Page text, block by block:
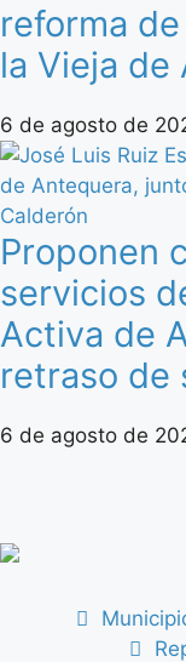
reforma
la Vieja de
6 de agosto de
Proponen
servicios
Activa de
retraso de
6 de agosto de